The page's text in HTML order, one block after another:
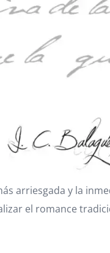
arriesgada y la
el romance